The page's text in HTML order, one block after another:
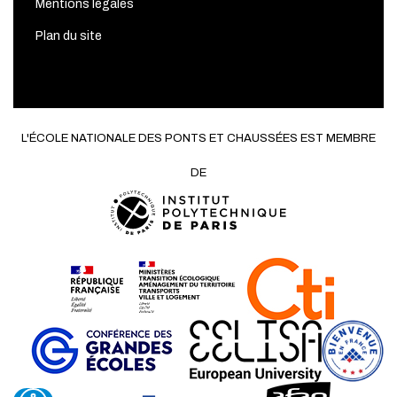
Mentions légales
Plan du site
L'ÉCOLE NATIONALE DES PONTS ET CHAUSSÉES EST MEMBRE
DE